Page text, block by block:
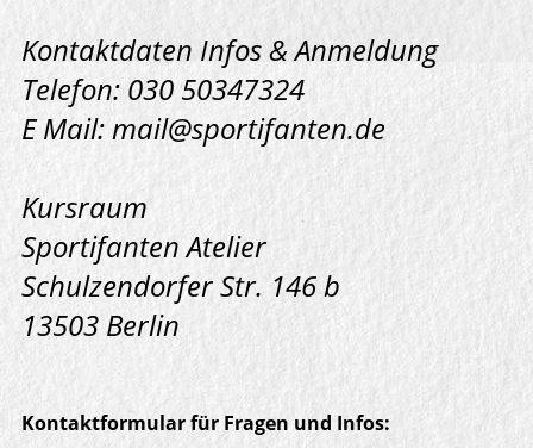
Kontaktdaten Infos & Anmeldung
Telefon: 030 50347324
E Mail: mail@sportifanten.de
Kursraum
Sportifanten Atelier
Schulzendorfer Str. 146 b
13503 Berlin
Kontaktformular für Fragen und Infos: